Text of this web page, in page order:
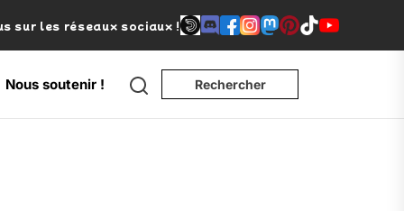
sur les réseaux sociaux !
Nous soutenir ! Search Rechercher